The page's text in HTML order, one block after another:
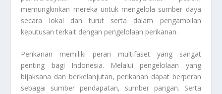
memungkinkan mereka untuk mengelola sumber daya
secara lokal dan turut serta dalam pengambilan
keputusan terkait dengan pengelolaan perikanan.
Perikanan memiliki peran multifaset yang sangat
penting bagi Indonesia. Melalui pengelolaan yang
bijaksana dan berkelanjutan, perikanan dapat berperan
sebagai sumber pendapatan, sumber pangan. Serta